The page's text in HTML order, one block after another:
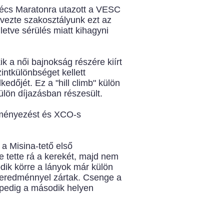
Maratonra utazott a VESC
szakosztályunk ezt az
sérülés miatt kihagyni
a női bajnokság részére kiírt
kellett
Ez a "hill climb" külön
díjazásban részesült.
és XCO-s
Misina-tető első
tette rá a kerekét, majd nem
körre a lányok már külön
zártak. Csenge a
a második helyen